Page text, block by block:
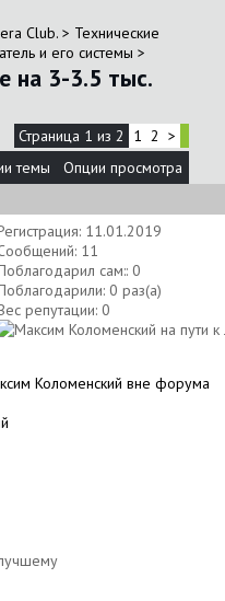
Club. > Технические
и его системы >
на 3-3.5 тыс.
Страница 1 из 2 1 2 >
темы
Опции просмотра
11.01.2019
11
сам:: 0
0 раз(а)
репутации: 0